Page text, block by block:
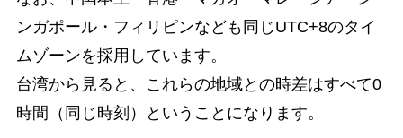
ンガポール・フィリピンなども同じUTC+8のタイ
ムゾーンを採用しています。
台湾から見ると、これらの地域との時差はすべて0
時間（同じ時刻）ということになります。